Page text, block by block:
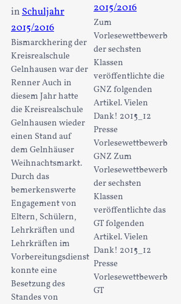
inSchuljahr
2015/2016
Bismarckhering der
Kreisrealschule
Gelnhausen war der
Renner Auch in
diesem Jahr hatte
die Kreisrealschule
Gelnhausen wieder
einen Stand auf
dem Gelnhäuser
Weihnachtsmarkt.
Durch das
bemerkenswerte
Engagement von
Eltern, Schülern,
Lehrkräften und
Lehrkräften im
Vorbereitungsdienst
konnte eine
Besetzung des
Standes von
2015/2016
Zum
Vorlesewettbewerb
der sechsten
Klassen
veröffentlichte die
GNZ folgenden
Artikel. Vielen
Dank! 2015_12
Presse
Vorlesewettbewerb
GNZ Zum
Vorlesewettbewerb
der sechsten
Klassen
veröffentlichte das
GT folgenden
Artikel. Vielen
Dank! 2015_12
Presse
Vorlesewettbewerb
GT